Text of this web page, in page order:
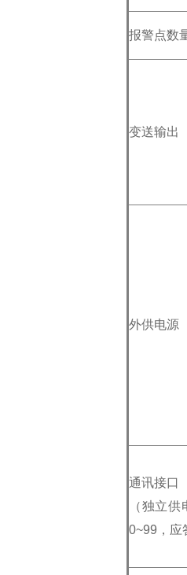
报警点数
变送输出
外供电源
通讯接口
（独立
0~99，应